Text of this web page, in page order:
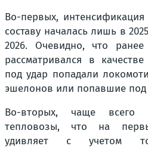
Во-первых,
составу началась лишь в
2026. Очевидно, что
рассматривался в
под удар попадали
эшелонов или попавшие под
Во-вторых, чаще
тепловозы, что на
удивляет с учетом